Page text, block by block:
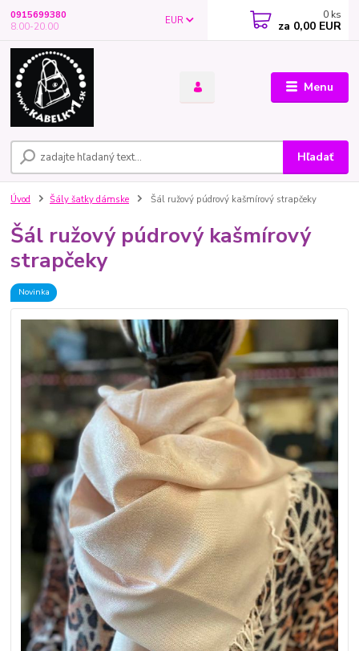
Menu
EUR
Hľadať
0915699380
8.00-20.00
0 ks
za 0,00 EUR
Úvod Šály šatky dámske Šál ružový púdrový kašmírový strapčeky
Šál ružový púdrový kašmírový
strapčeky
Novinka